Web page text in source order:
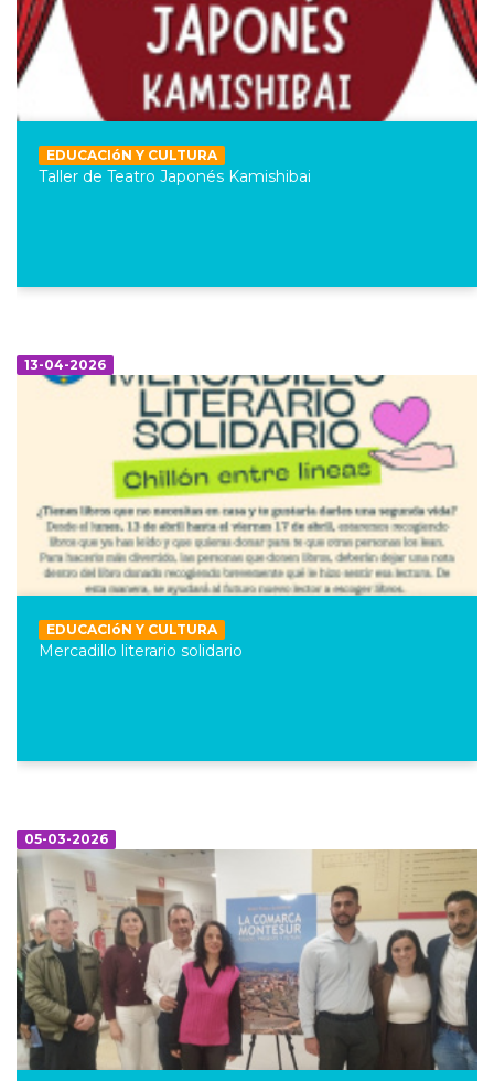
EDUCACIóN Y CULTURA
Taller de Teatro Japonés Kamishibai
13-04-2026
EDUCACIóN Y CULTURA
Mercadillo literario solidario
05-03-2026